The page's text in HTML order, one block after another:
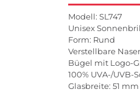
Modell: SL747
Unisex
Form: Rund
Verstellbare
Bügel mit Logo-
100% UVA-/UVB-
Glasbreite: 51 mm